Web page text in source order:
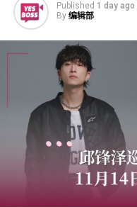
Published 1 day ago
By 编辑部